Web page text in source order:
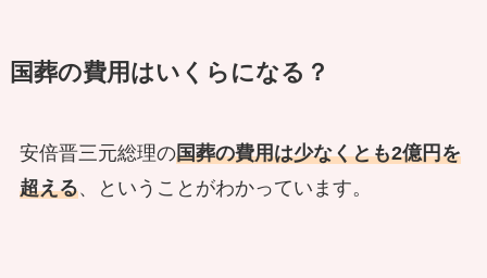
国葬の費用はいくらになる？
安倍晋三元総理の国葬の費用は少なくとも2億円を
超える、ということがわかっています。